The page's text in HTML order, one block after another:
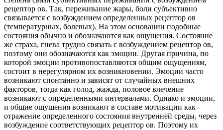
рецептор ов. Так, переживание жары, боли субъективно
связывается с возбуждением определенных рецептор ов
(температурных, болевых). На этом основании подобные
состояния обычно и обозначаются как ощущения. Состояние
же страха, гнева трудно связать с возбуждением рецептор ов,
поэтому они обозначаются как эмоции. Другая причина, по
которой эмоции противопоставляются общим ощущениям,
состоит в нерегулярном их возникновении. Эмоции часто
возникают спонтанно и зависят от случайных внешних
факторов, тогда как голод, жажда, половое влечение
возникают с определенными интервалами. Однако и эмоции,
и общие ощущения возникают в составе мотивации как
отражение определенного состояния внутренней среды, через
возбуждение соответствующих рецептор ов. Поэтому их